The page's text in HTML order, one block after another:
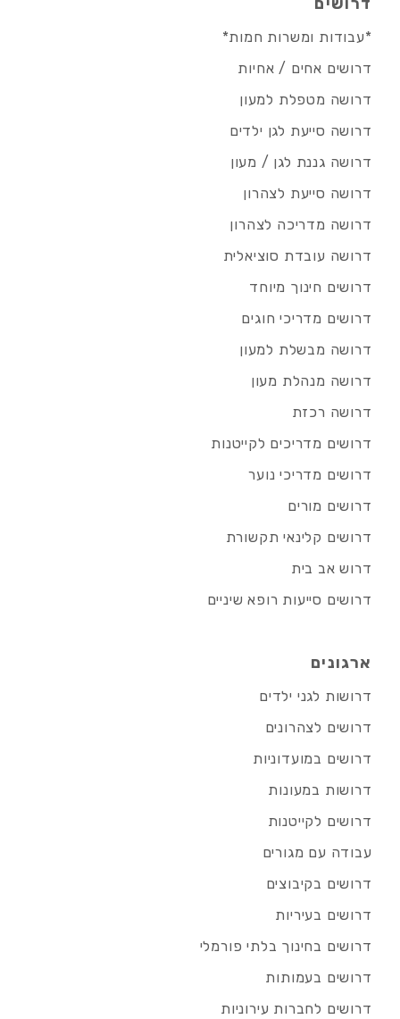
*עבודות ומשרות חמות*
דרושים אחים / אחיות
דרושה מטפלת למעון
דרושה סייעת לגן ילדים
דרושה גננת לגן / מעון
דרושה סייעת לצהרון
דרושה מדריכה לצהרון
דרושה עובדת סוציאלית
דרושים חינוך מיוחד
דרושים מדריכי חוגים
דרושה מבשלת למעון
דרושה מנהלת מעון
דרושה רכזת
דרושים מדריכים לקייטנות
דרושים מדריכי נוער
דרושים מורים
דרושים קלינאי תקשורת
דרוש אב בית
דרושים סייעות רופא שיניים
ארגונים
דרושות לגני ילדים
דרושים לצהרונים
דרושים במועדוניות
דרושות במעונות
דרושים לקייטנות
עבודה עם מגורים
דרושים בקיבוצים
דרושים בעיריות
דרושים בחינוך בלתי פורמלי
דרושים בעמותות
דרושים לחברות עירוניות